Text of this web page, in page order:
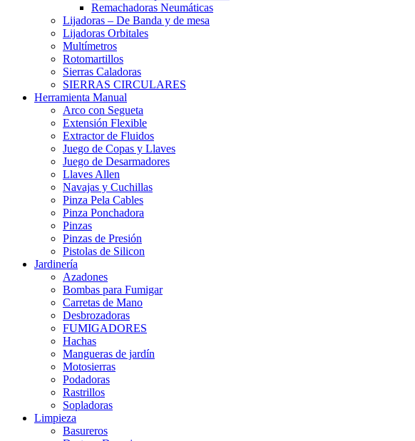
Remachadoras Neumáticas
Lijadoras – De Banda y de mesa
Lijadoras Orbitales
Multímetros
Rotomartillos
Sierras Caladoras
SIERRAS CIRCULARES
Herramienta Manual
Arco con Segueta
Extensión Flexible
Extractor de Fluidos
Juego de Copas y Llaves
Juego de Desarmadores
Llaves Allen
Navajas y Cuchillas
Pinza Pela Cables
Pinza Ponchadora
Pinzas
Pinzas de Presión
Pistolas de Silicon
Jardinería
Azadones
Bombas para Fumigar
Carretas de Mano
Desbrozadoras
FUMIGADORES
Hachas
Mangueras de jardín
Motosierras
Podadoras
Rastrillos
Sopladoras
Limpieza
Basureros